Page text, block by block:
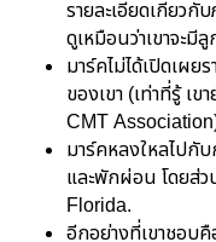
รายละเอียดเกี่ยวกั
ดูเหมือนว่าเขาจะมี
มาร์คไม่ได้เปิดเผย
ของเขา (เท่าที่รู้
CMT
มาร์คหลงใหลไปกับ
และพักผ่อน โดยส่
Florida.
อีกอย่างที่เขาชอบคื